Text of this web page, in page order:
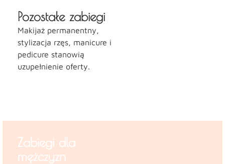
Pozostałe zabiegi
Makijaż permanentny,
stylizacja rzęs, manicure i
pedicure stanowią
uzupełnienie oferty.
Zabiegi dla
mężczyzn